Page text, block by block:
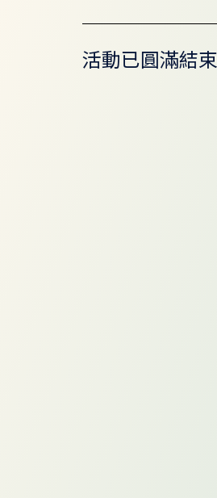
活動已圓滿結